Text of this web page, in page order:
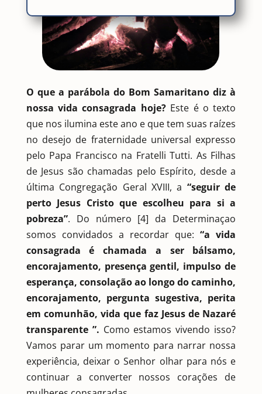
O que a parábola do Bom Samaritano diz à
nossa vida consagrada hoje?Este é o texto
que nos ilumina este ano e que tem suas raízes
no desejo de fraternidade universal expresso
pelo Papa Francisco na Fratelli Tutti. As Filhas
de Jesus são chamadas pelo Espírito, desde a
última Congregação Geral XVIII, a “seguir de
perto Jesus Cristo que escolheu para si a
pobreza”. Do número [4] da Determinaçao
somos convidados a recordar que:“a vida
consagrada é chamada a ser bálsamo,
encorajamento, presença gentil, impulso de
esperança, consolação ao longo do caminho,
encorajamento, pergunta sugestiva, perita
em comunhão, vida que faz Jesus de Nazaré
transparente ”. Como estamos vivendo isso?
Vamos parar um momento para narrar nossa
experiência, deixar o Senhor olhar para nós e
continuar a converter nossos corações de